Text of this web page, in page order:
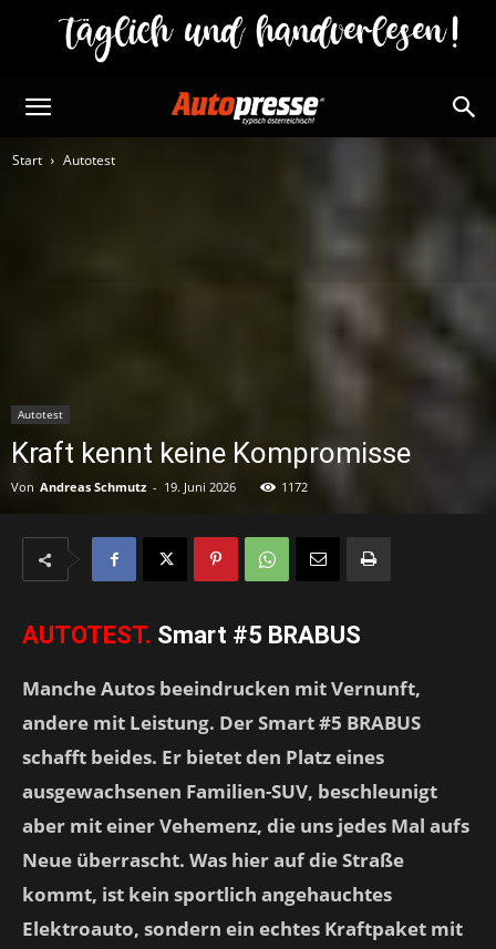
Start Autotest
Autotest
Kraft kennt keine Kompromisse
Von Andreas Schmutz - 19. Juni 2026 1172
AUTOTEST. Smart #5 BRABUS
Manche Autos beeindrucken mit Vernunft,
andere mit Leistung. Der Smart #5 BRABUS
schafft beides. Er bietet den Platz eines
ausgewachsenen Familien-SUV, beschleunigt
aber mit einer Vehemenz, die uns jedes Mal aufs
Neue überrascht. Was hier auf die Straße
kommt, ist kein sportlich angehauchtes
Elektroauto, sondern ein echtes Kraftpaket mit